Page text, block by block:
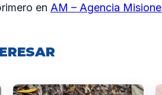
en AM – Agencia